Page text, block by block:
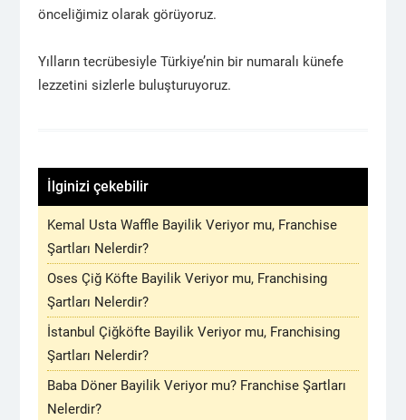
önceliğimiz olarak görüyoruz.
Yılların tecrübesiyle Türkiye’nin bir numaralı künefe
lezzetini sizlerle buluşturuyoruz.
İlginizi çekebilir
Kemal Usta Waffle Bayilik Veriyor mu, Franchise
Şartları Nelerdir?
Oses Çiğ Köfte Bayilik Veriyor mu, Franchising
Şartları Nelerdir?
İstanbul Çiğköfte Bayilik Veriyor mu, Franchising
Şartları Nelerdir?
Baba Döner Bayilik Veriyor mu? Franchise Şartları
Nelerdir?